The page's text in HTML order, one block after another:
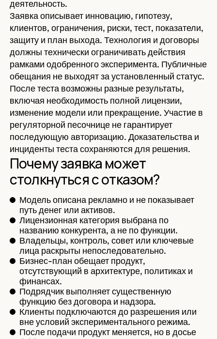
деятельность.
Заявка описывает инновацию, гипотезу,
клиентов, ограничения, риски, тест, показатели,
защиту и план выхода. Технология и договоры
должны технически ограничивать действия
рамками одобренного эксперимента. Публичные
обещания не выходят за установленный статус.
После теста возможны разные результаты,
включая необходимость полной лицензии,
изменение модели или прекращение. Участие в
регуляторной песочнице не гарантирует
последующую авторизацию. Доказательства и
инциденты теста сохраняются для решения.
Почему заявка может
столкнуться с отказом?
Модель описана рекламно и не показывает
путь денег или активов.
Лицензионная категория выбрана по
названию конкурента, а не по функции.
Владельцы, контроль, совет или ключевые
лица раскрыты непоследовательно.
Бизнес-план обещает продукт,
отсутствующий в архитектуре, политиках и
финансах.
Подрядчик выполняет существенную
функцию без договора и надзора.
Клиенты подключаются до разрешения или
вне условий экспериментального режима.
После подачи продукт меняется, но в досье